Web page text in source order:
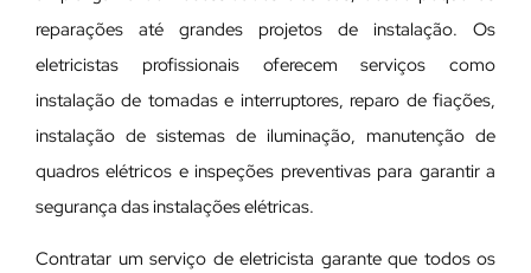
reparações até grandes projetos de instalação. Os
eletricistas profissionais oferecem serviços como
instalação de tomadas e interruptores, reparo de fiações,
instalação de sistemas de iluminação, manutenção de
quadros elétricos e inspeções preventivas para garantir a
segurança das instalações elétricas.
Contratar um serviço de eletricista garante que todos os